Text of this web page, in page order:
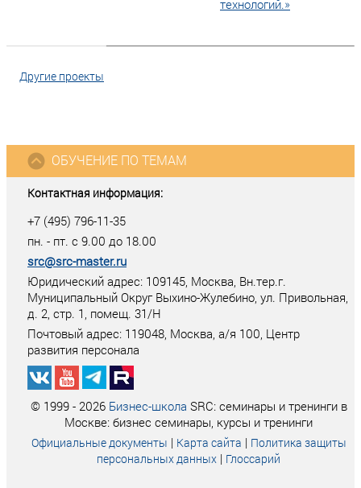
технологий.»
Другие проекты
Контактная информация:
+7 (495) 796-11-35
пн. - пт. с 9.00 до 18.00
src@src-master.ru
Юридический адрес: 109145, Москва, Вн.тер.г.
Муниципальный Округ Выхино-Жулебино, ул. Привольная,
д. 2, стр. 1, помещ. 31/Н
Почтовый адрес: 119048, Москва, а/я 100, Центр
развития персонала
ОБУЧЕНИЕ ПО ТЕМАМ
© 1999 - 2026 Бизнес-школа SRC: семинары и тренинги в
Москве: бизнес семинары, курсы и тренинги
Официальные документы | Карта сайта | Политика защиты
персональных данных | Глоссарий